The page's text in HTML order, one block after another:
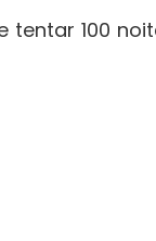
tentar 100